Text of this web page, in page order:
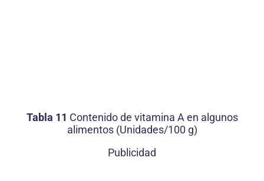
Tabla 11 Contenido de vitamina A en algunos
alimentos (Unidades/100 g)
Publicidad